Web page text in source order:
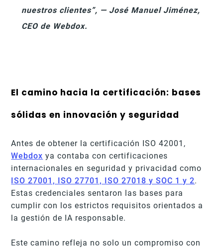
nuestros clientes”, — José Manuel Jiménez,
CEO de Webdox.
El camino hacia la certificación: bases
sólidas en innovación y seguridad
Antes de obtener la certificación ISO 42001,
Webdox ya contaba con certificaciones
internacionales en seguridad y privacidad como
ISO 27001, ISO 27701, ISO 27018 y SOC 1 y 2.
Estas credenciales sentaron las bases para
cumplir con los estrictos requisitos orientados a
la gestión de IA responsable.
Este camino refleja no solo un compromiso con